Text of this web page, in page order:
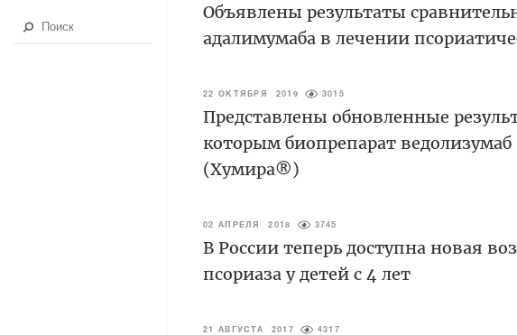
Объявлены результаты
адалимумаба в лечении
22 ОКТЯБРЯ 2019 3015
Представлены обновленные
которым биопрепарат
(Хумира®)
02 АПРЕЛЯ 2018 3745
В России теперь доступна новая
псориаза у детей с 4 лет
21 АВГУСТА 2017 4317